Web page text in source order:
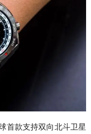
首款支持双向北斗卫星